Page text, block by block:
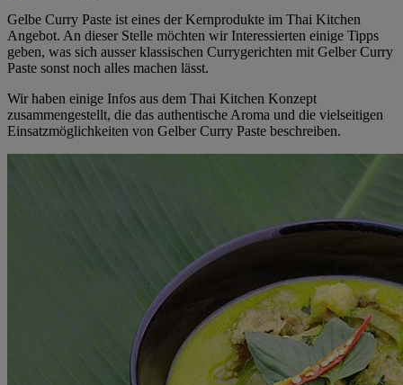
Gelbe Curry Paste ist eines der Kernprodukte im Thai Kitchen
Angebot. An dieser Stelle möchten wir Interessierten einige Tipps
geben, was sich ausser klassischen Currygerichten mit Gelber Curry
Paste sonst noch alles machen lässt.
Wir haben einige Infos aus dem Thai Kitchen Konzept
zusammengestellt, die das authentische Aroma und die vielseitigen
Einsatzmöglichkeiten von Gelber Curry Paste beschreiben.